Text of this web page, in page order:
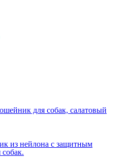
для собак, салатовый
из нейлона с защитным